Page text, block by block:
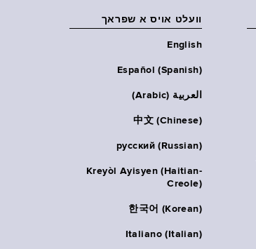
וועלט אויס א שפראך
English
Español (Spanish)
العربية (Arabic)
中文 (Chinese)
русский (Russian)
Kreyòl Ayisyen (Haitian-
Creole)
한국어 (Korean)
Italiano (Italian)